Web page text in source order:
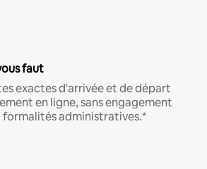
faut
exactes d'arrivée et de départ
en ligne, sans engagement
administratives.*